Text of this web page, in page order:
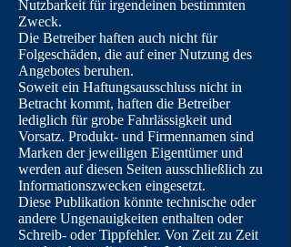
Nutzbarkeit für irgendeinen bestimmten
Zweck.
Die Betreiber haften auch nicht für
Folgeschäden, die auf einer Nutzung des
Angebotes beruhen.
Soweit ein Haftungsausschluss nicht in
Betracht kommt, haften die Betreiber
lediglich für grobe Fahrlässigkeit und
Vorsatz. Produkt- und Firmennamen sind
Marken der jeweiligen Eigentümer und
werden auf diesen Seiten ausschließlich zu
Informationszwecken eingesetzt.
Diese Publikation könnte technische oder
andere Ungenauigkeiten enthalten oder
Schreib- oder Tippfehler. Von Zeit zu Zeit